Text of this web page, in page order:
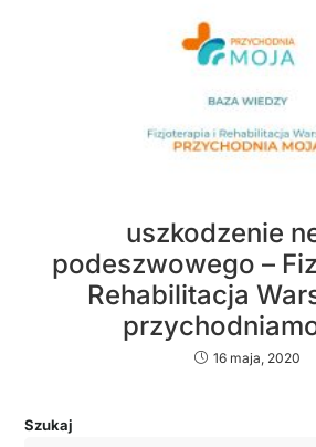
uszkodzenie
podeszwowego –
Rehabilitacja
16 maja, 2020
Szukaj